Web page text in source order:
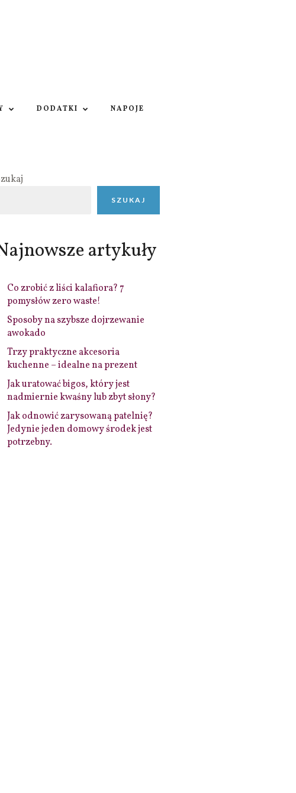
DODATKI NAPOJE
SZUKAJ
artykuły
Co zrobić z liści kalafiora? 7
pomysłów zero waste!
Sposoby na szybsze dojrzewanie
awokado
Trzy praktyczne akcesoria
kuchenne – idealne na prezent
Jak uratować bigos, który jest
nadmiernie kwaśny lub zbyt słony?
Jak odnowić zarysowaną patelnię?
Jedynie jeden domowy środek jest
potrzebny.